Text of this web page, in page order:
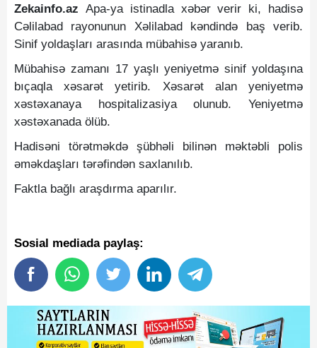
Zekainfo.az Apa-ya istinadla xəbər verir ki, hadisə
Cəlilabad rayonunun Xəlilabad kəndində baş verib.
Sinif yoldaşları arasında mübahisə yaranıb.
Mübahisə zamanı 17 yaşlı yeniyetmə sinif yoldaşına
bıçaqla xəsarət yetirib. Xəsarət alan yeniyetmə
xəstəxanaya hospitalizasiya olunub. Yeniyetmə
xəstəxanada ölüb.
Hadisəni törətməkdə şübhəli bilinən məktəbli polis
əməkdaşları tərəfindən saxlanılıb.
Faktla bağlı araşdırma aparılır.
Sosial mediada paylaş: